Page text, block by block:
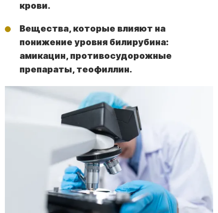
крови.
Вещества, которые влияют на
понижение уровня билирубина:
амикацин, противосудорожные
препараты, теофиллин.